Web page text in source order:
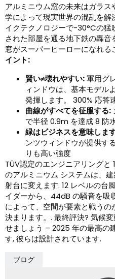
アルミニウム窓の未来はガラ
学によって現実世界の混乱を
イクテクノロジーで-30°Cの猛
された部屋を通る地下鉄の轟音
窓がスーパーヒーローになれる
イント:
賢い≠壊れやすい:軍用グ
ィンドウは、基本モデル
発揮します。 300% 応答
曲線がすべてを征服する:
で半径 0.9m を達成 8 防
緑はビジネスを意味しま
ンツウィンドウが提供す
りも高い強度
TÜV認定のエンジニアリングと
のアルミニウム システムは、
射台に変えます. 12 レベルの台
イダーから、44dB の騒音を吸
によって、空間が要素と戦う
決まります。. 最終評決? 気候
せましょう – 2025 年の最高の
す, 彼らは設計されています.
ブログ